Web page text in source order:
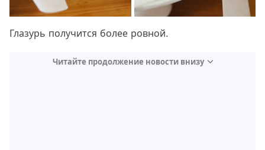
Глазурь получится более ровной.
Читайте продолжение новости внизу